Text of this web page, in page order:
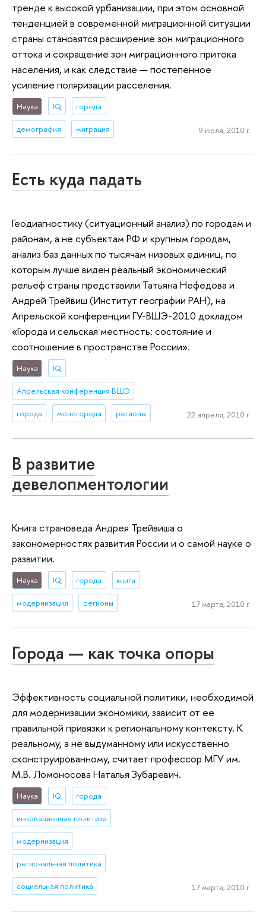
тренде к высокой урбанизации, при этом основной
тенденцией в современной миграционной ситуации
страны становятся расширение зон миграционного
оттока и сокращение зон миграционного притока
населения, и как следствие — постепенное
усиление поляризации расселения.
Наука IQ города
демография миграция 9 июля, 2010 г.
Есть куда падать
Геодиагностику (ситуационный анализ) по городам и
районам, а не субъектам РФ и крупным городам,
анализ баз данных по тысячам низовых единиц, по
которым лучше виден реальный экономический
рельеф страны представили Татьяна Нефедова и
Андрей Трейвиш (Институт географии РАН), на
Апрельской конференции ГУ-ВШЭ-2010 докладом
«Города и сельская местность: состояние и
соотношение в пространстве России».
Наука IQ
Апрельская конференция ВШЭ
города моногорода регионы 22 апреля, 2010 г.
В развитие
девелопментологии
Книга страноведа Андрея Трейвиша о
закономерностях развития России и о самой науке о
развитии.
Наука IQ города книги
модернизация регионы 17 марта, 2010 г.
Города — как точка опоры
Эффективность социальной политики, необходимой
для модернизации экономики, зависит от ее
правильной привязки к региональному контексту. К
реальному, а не выдуманному или искусственно
сконструированному, считает профессор МГУ им.
М.В. Ломоносова Наталья Зубаревич.
Наука IQ города
инновационная политика
модернизация
региональная политика
социальная политика 17 марта, 2010 г.